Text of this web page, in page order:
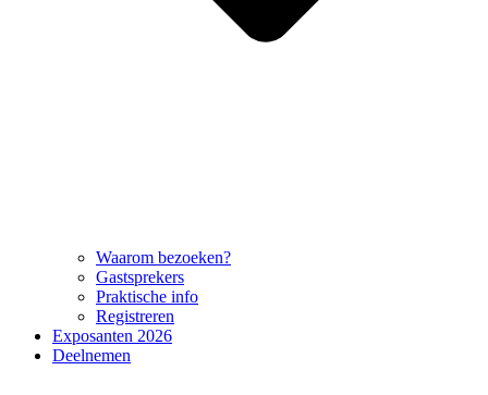
Waarom bezoeken?
Gastsprekers
Praktische info
Registreren
Exposanten 2026
Deelnemen